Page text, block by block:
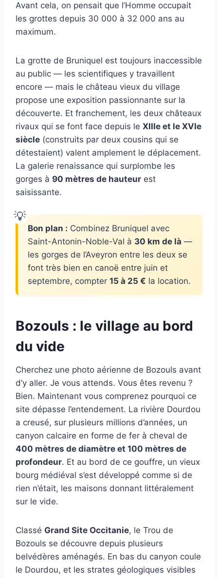
Avant cela, on pensait que l’Homme occupait
les grottes depuis 30 000 à 32 000 ans au
maximum.
La grotte de Bruniquel est toujours inaccessible
au public — les scientifiques y travaillent
encore — mais le château vieux du village
propose une exposition passionnante sur la
découverte. Et franchement, les deux châteaux
rivaux qui se font face depuis le XIIIe et le XVIe
siècle (construits par deux cousins qui se
détestaient) valent amplement le déplacement.
La galerie renaissance qui surplombe les
gorges à 90 mètres de hauteur est
saisissante.
Bon plan : Combinez Bruniquel avec
Saint-Antonin-Noble-Val à 30 km de là —
les gorges de l’Aveyron entre les deux se
font très bien en canoë entre juin et
septembre, compter 15 à 25 € la location.
Bozouls : le village au bord
du vide
Cherchez une photo aérienne de Bozouls avant
d’y aller. Je vous attends. Vous êtes revenu ?
Bien. Maintenant vous comprenez pourquoi ce
site dépasse l’entendement. La rivière Dourdou
a creusé, sur plusieurs millions d’années, un
canyon calcaire en forme de fer à cheval de
400 mètres de diamètre et 100 mètres de
profondeur. Et au bord de ce gouffre, un vieux
bourg médiéval s’est développé comme si de
rien n’était, les maisons donnant littéralement
sur le vide.
Classé Grand Site Occitanie, le Trou de
Bozouls se découvre depuis plusieurs
belvédères aménagés. En bas du canyon coule
le Dourdou, et les strates géologiques visibles